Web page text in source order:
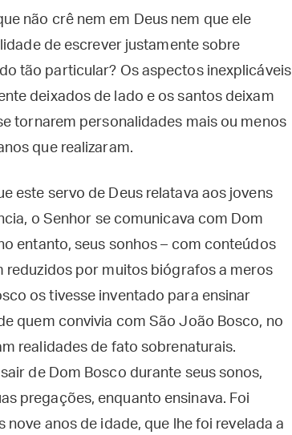
não crê nem em Deus nem que ele
de escrever justamente sobre
tão particular? Os aspectos inexplicáveis
deixados de lado e os santos deixam
tornarem personalidades mais ou menos
que realizaram.
este servo de Deus relatava aos jovens
o Senhor se comunicava com Dom
entanto, seus sonhos – com conteúdos
por muitos biógrafos a meros
os tivesse inventado para ensinar
quem convivia com São João Bosco, no
realidades de fato sobrenaturais.
de Dom Bosco durante seus sonos,
pregações, enquanto ensinava. Foi
anos de idade, que lhe foi revelada a